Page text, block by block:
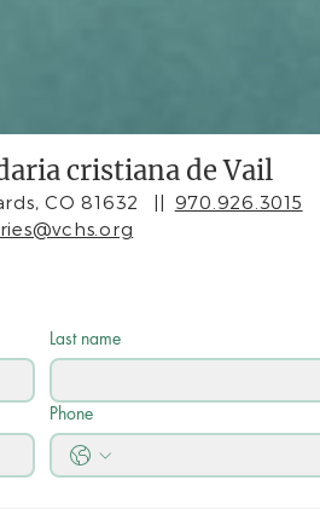
cristiana de Vail
CO 81632 || 970.926.3015
Last name
Phone